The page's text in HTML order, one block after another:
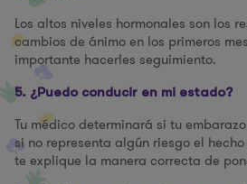
Los altos niveles hormonales son los
cambios de ánimo en los primeros
importante hacerles seguimiento.
5. ¿Puedo conducir en mi estado?
Tu médico determinará si tu
si no representa algún riesgo el
te explique la manera correcta de